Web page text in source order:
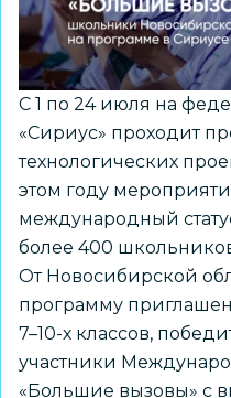
«Миссия
на
Луну»
С 1 по 24 июля на
«Сириус» проходит
технологических
этом году
международный
более 400
От Новосибирской
программу
7–10-х классов,
участники
«Большие вызовы» с